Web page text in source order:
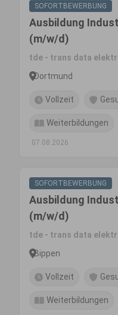
SOFORTBEWERBUNG
Ausbildung
(m/w/d)
tde - trans data
Dortmund
Vollzeit
Weiterbildungen
07.08.2026
SOFORTBEWERBUNG
Ausbildung
(m/w/d)
tde - trans data
Bippen
Vollzeit
Weiterbildungen